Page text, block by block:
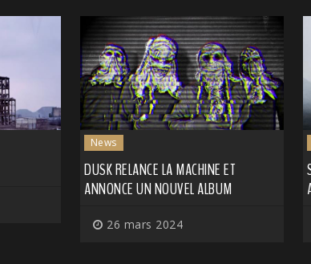
News
DUSK RELANCE LA MACHINE ET
ANNONCE UN NOUVEL ALBUM
26 mars 2024